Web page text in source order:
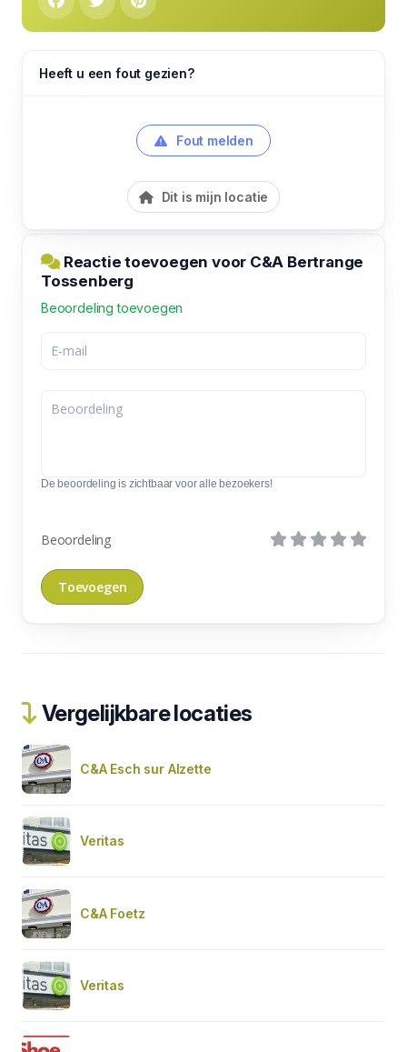
Heeft u een fout gezien?
Fout melden
Dit is mijn locatie
Reactie toevoegen voor C&A Bertrange
Tossenberg
Beoordeling toevoegen
De beoordeling is zichtbaar voor alle bezoekers!
Beoordeling
Vergelijkbare locaties
C&A Esch sur Alzette
Veritas
C&A Foetz
Veritas